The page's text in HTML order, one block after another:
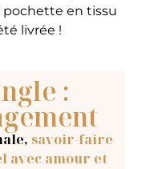
pochette en tissu
livrée !
:
, savoir-faire
avec amour et